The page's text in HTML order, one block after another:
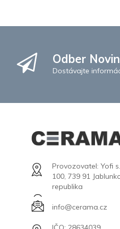
Odber
Dostávajte
Provozovatel: Yofi
100, 739 91
republika
info@cerama.cz